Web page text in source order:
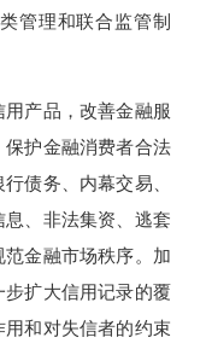
管理和联合监管制
产品，改善金融服
护金融消费者合法
债务、内幕交易、
、非法集资、逃套
金融市场秩序。加
扩大信用记录的覆
和对失信者的约束